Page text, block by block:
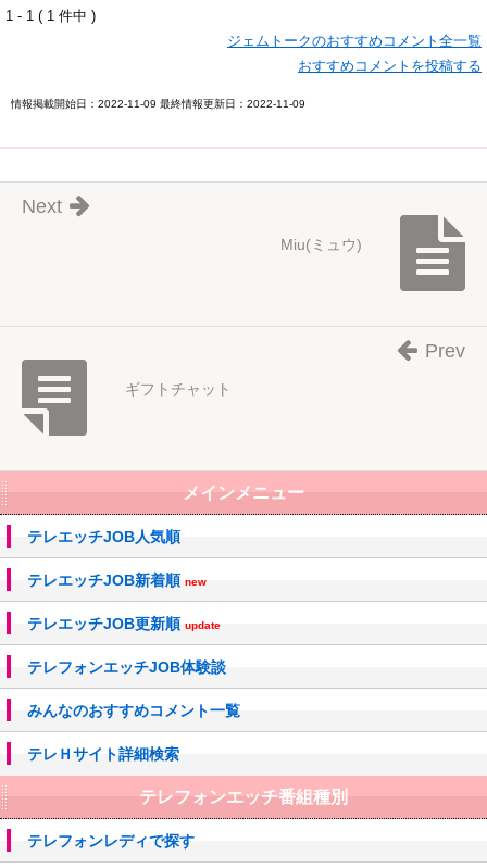
1 - 1 ( 1 件中 )
ジェムトークのおすすめコメント全一覧
おすすめコメントを投稿する
情報掲載開始日：2022-11-09 最終情報更新日：2022-11-09
Miu(ミュウ)
Next
ギフトチャット
Prev
メインメニュー
テレエッチJOB人気順
テレエッチJOB新着順 new
テレエッチJOB更新順 update
テレフォンエッチJOB体験談
みんなのおすすめコメント一覧
テレＨサイト詳細検索
テレフォンエッチ番組種別
テレフォンレディで探す